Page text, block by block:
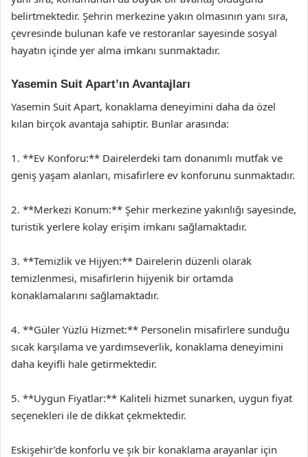
belirtmektedir. Şehrin merkezine yakın olmasının yanı sıra,
çevresinde bulunan kafe ve restoranlar sayesinde sosyal
hayatın içinde yer alma imkanı sunmaktadır.
Yasemin Suit Apart’ın Avantajları
Yasemin Suit Apart, konaklama deneyimini daha da özel
kılan birçok avantaja sahiptir. Bunlar arasında:
1. **Ev Konforu:** Dairelerdeki tam donanımlı mutfak ve
geniş yaşam alanları, misafirlere ev konforunu sunmaktadır.
2. **Merkezi Konum:** Şehir merkezine yakınlığı sayesinde,
turistik yerlere kolay erişim imkanı sağlamaktadır.
3. **Temizlik ve Hijyen:** Dairelerin düzenli olarak
temizlenmesi, misafirlerin hijyenik bir ortamda
konaklamalarını sağlamaktadır.
4. **Güler Yüzlü Hizmet:** Personelin misafirlere sunduğu
sıcak karşılama ve yardımseverlik, konaklama deneyimini
daha keyifli hale getirmektedir.
5. **Uygun Fiyatlar:** Kaliteli hizmet sunarken, uygun fiyat
seçenekleri ile de dikkat çekmektedir.
Eskişehir’de konforlu ve şık bir konaklama arayanlar için